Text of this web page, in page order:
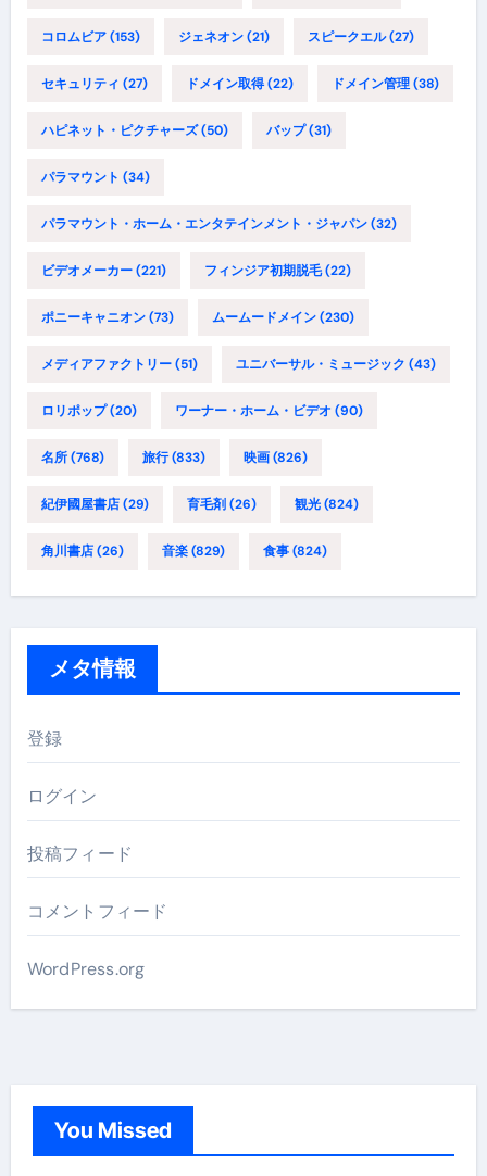
コロムビア(153) ジェネオン(21) スピークエル(27)
セキュリティ (27) ドメイン取得(22) ドメイン管理(38)
ハピネット・ピクチャーズ(50) バップ(31)
パラマウント (34)
パラマウント・ホーム・エンタテインメント・ジャパン(32)
ビデオメーカー(221) フィンジア初期脱毛(22)
ポニーキャニオン(73) ムームードメイン(230)
メディアファクトリー(51) ユニバーサル・ミュージック (43)
ロリポップ(20) ワーナー・ホーム・ビデオ (90)
名所(768) 旅行(833) 映画(826)
紀伊國屋書店(29) 育毛剤(26) 観光(824)
角川書店(26) 音楽(829) 食事(824)
メタ情報
登録
ログイン
投稿フィード
コメントフィード
WordPress.org
You Missed